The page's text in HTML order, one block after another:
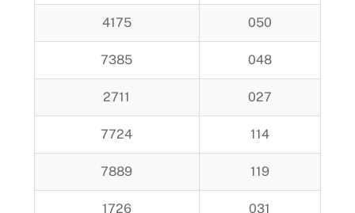
4175 050
7385 048
2711 027
7724 114
7889 119
1726 031